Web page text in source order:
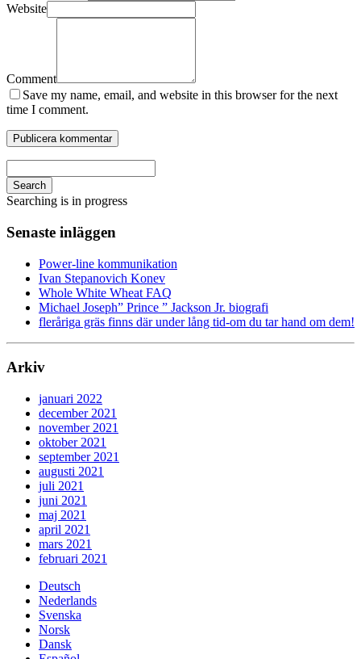
Website
Comment
Save my name, email, and website in this browser for the next
time I comment.
Search
Searching is in progress
Senaste inläggen
Power-line kommunikation
Ivan Stepanovich Konev
Whole White Wheat FAQ
Michael Joseph” Prince ” Jackson Jr. biografi
fleråriga gräs finns där under lång tid-om du tar hand om dem!
Arkiv
januari 2022
december 2021
november 2021
oktober 2021
september 2021
augusti 2021
juli 2021
juni 2021
maj 2021
april 2021
mars 2021
februari 2021
Deutsch
Nederlands
Svenska
Norsk
Dansk